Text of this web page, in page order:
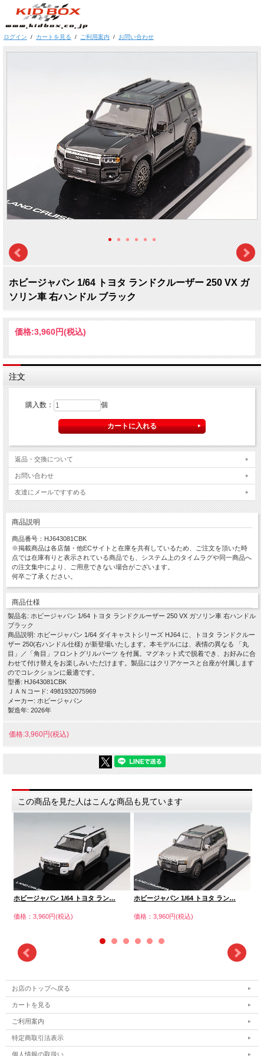
ログイン / カートを見る / ご利用案内 / お問い合わせ
ホビージャパン 1/64 トヨタ ランドクルーザー 250 VX ガ
ソリン車 右ハンドル ブラック
価格:3,960円(税込)
注文
購入数： 個
返品・交換について
お問い合わせ
友達にメールですすめる
商品説明
商品番号：HJ643081CBK
※掲載商品は各店舗・他ECサイトと在庫を共有しているため、ご注文を頂いた時
点では在庫有りと表示されている商品でも、システム上のタイムラグや同一商品へ
の注文集中により、ご用意できない場合がございます。
何卒ご了承ください。
商品仕様
製品名: ホビージャパン 1/64 トヨタ ランドクルーザー 250 VX ガソリン車 右ハンドル
ブラック
商品説明: ホビージャパン 1/64 ダイキャストシリーズ HJ64 に、トヨタ ランドクルー
ザー 250(右ハンドル仕様) が新登場いたします。本モデルには、表情の異なる 「丸
目」／「角目」フロントグリルパーツ を付属。マグネット式で脱着でき、お好みに合
わせて付け替えをお楽しみいただけます。製品にはクリアケースと台座が付属します
のでコレクションに最適です。
型番: HJ643081CBK
ＪＡＮコード: 4981932075969
メーカー: ホビージャパン
製造年: 2026年
価格:3,960円(税込)
この商品を見た人はこんな商品も見ています
ホビージャパン 1/64 トヨタ ラン…
価格：3,960円(税込)
ホビージャパン 1/64 トヨタ ラン…
価格：3,960円(税込)
お店のトップへ戻る
カートを見る
ご利用案内
特定商取引法表示
個人情報の取扱い